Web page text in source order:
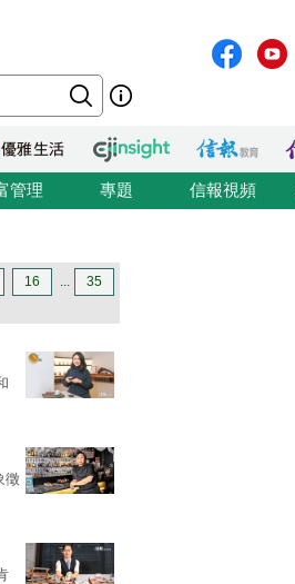
管理 專題 信報視頻
16 ... 35
徵